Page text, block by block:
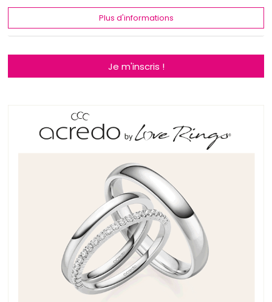
Plus d'informations
Je m'inscris !